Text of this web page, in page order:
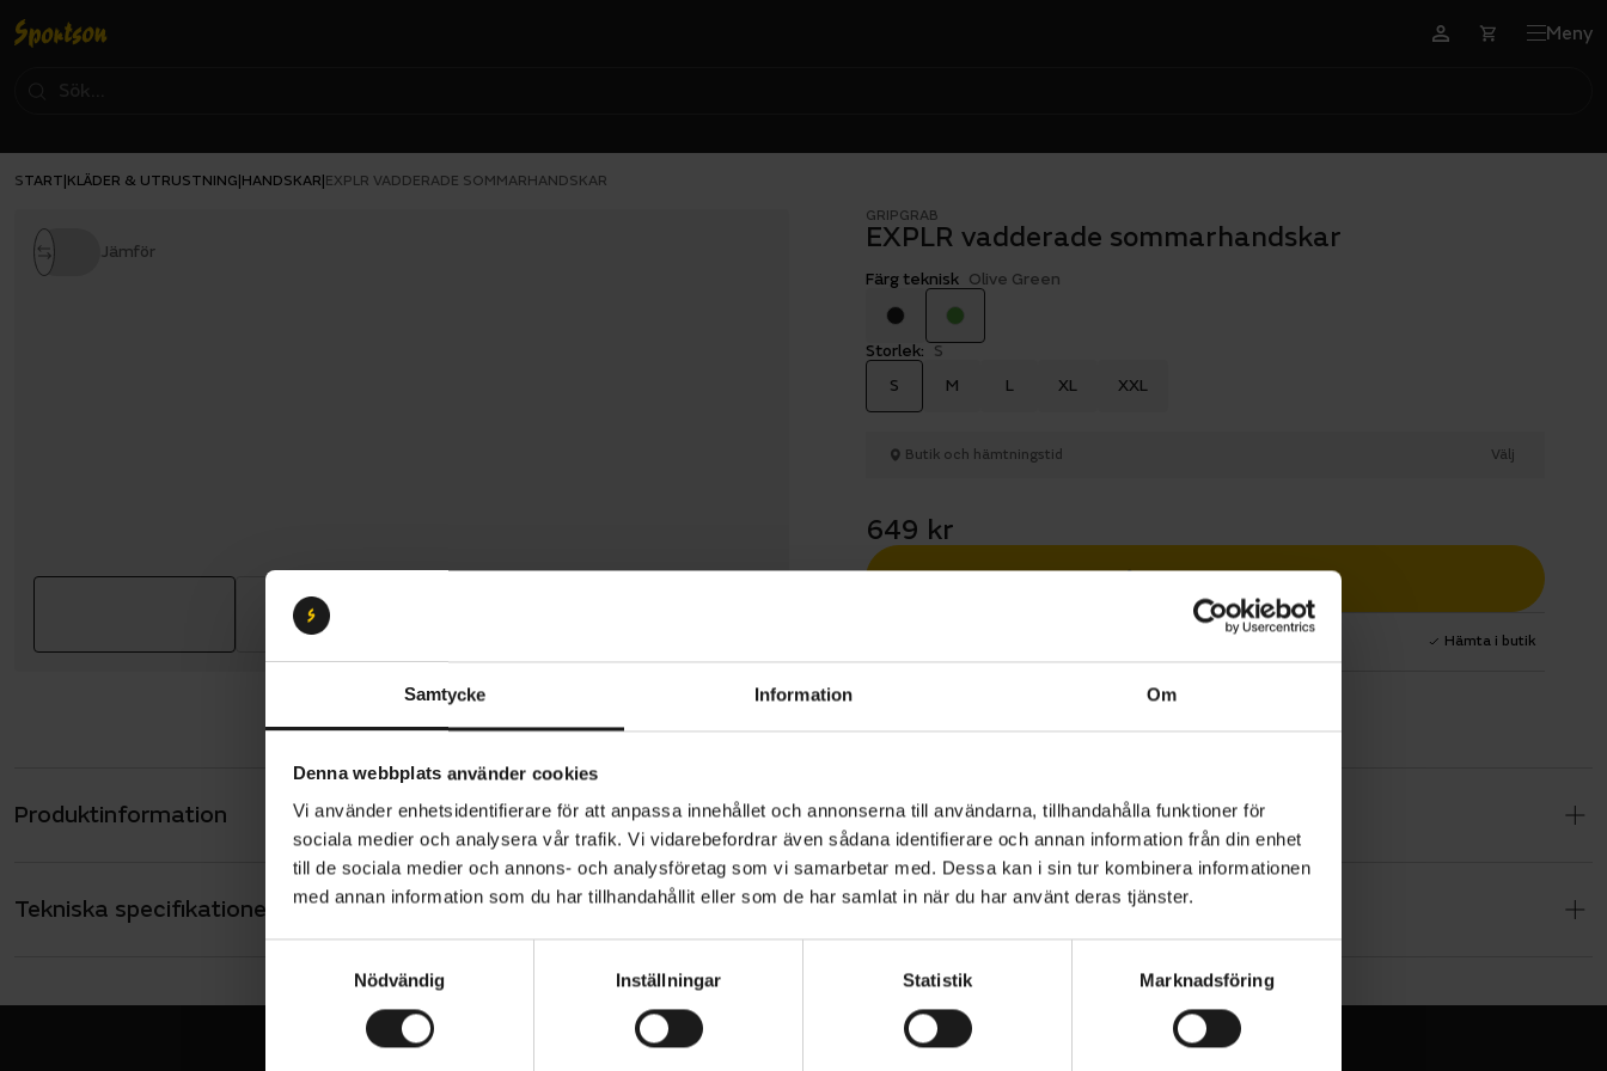
Samtycke Information Om
Denna webbplats använder cookies
Vi använder enhetsidentifierare för att anpassa innehållet och annonserna till användarna, tillhandahålla funktioner för
sociala medier och analysera vår trafik. Vi vidarebefordrar även sådana identifierare och annan information från din enhet
till de sociala medier och annons- och analysföretag som vi samarbetar med. Dessa kan i sin tur kombinera informationen
med annan information som du har tillhandahållit eller som de har samlat in när du har använt deras tjänster.
m
Nödvändig Inställningar Statistik Marknadsföring
Meny
START KLÄDER & UTRUSTNING HANDSKAR EXPLR VADDERADE SOMMARHANDSKAR
Jämför
GRIPGRAB
EXPLR vadderade sommarhandskar
Färg teknisk Olive Green
Storlek: S
S
M L XL XXL
Butik och hämtningstid Välj
649 kr
Lägg i varukorg
Hämta i butik
Produktinformation
GripGrab EXPLR Padded Full Finger Summer Gloves är utformade för cyklister
som trivs med äventyr, tuff terräng och långa resor. Med en helt vadderad
handflata erbjuder dessa handskar överlägsen dämpning för att minska
tröttheten under långa dagar i sadeln, medan den perforerade handflatan i
mikrosuede säkerställer hållbarhet och optimalt luftflöde för varaktig komfort,
även på de tuffaste turerna.
Dessa cykelhandskar har en ovandel i mesh för att hålla händerna svala under
Tekniska specifikationer Allmänt
5% Other Fibres
SÄSONG
Vår/sommar